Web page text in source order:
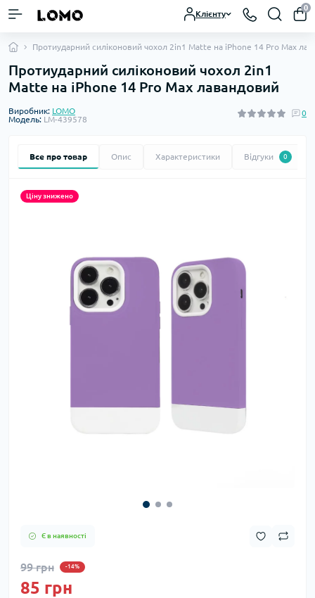
Клієнту
0
Протиударний силіконовий чохол 2in1 Matte на iPhone 14 Pro Max
Протиударний силіконовий чохол 2in1
Matte на iPhone 14 Pro Max лавандовий
Виробник: LOMO
Модель: LM-439578
0
Все про товар Опис Характеристики Відгуки 0
Ціну знижено
Є в наявності
99 грн -14%
85 грн